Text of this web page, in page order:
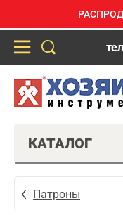
КАТАЛОГ
Патроны